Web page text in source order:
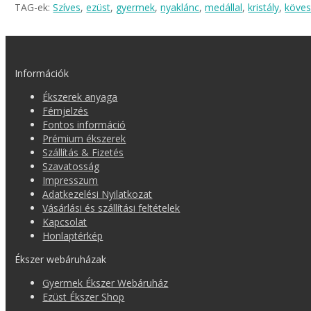
TAG-ek:Szíves,ezüst, gyermek,nyaklánc,medállal,kristály,köves
Információk
Ékszerek anyaga
Fémjelzés
Fontos információ
Prémium ékszerek
Szállítás & Fizetés
Szavatosság
Impresszum
Adatkezelési Nyilatkozat
Vásárlási és szállítási feltételek
Kapcsolat
Honlaptérkép
Ékszer webáruházak
Gyermek Ékszer Webáruház
Ezüst Ékszer Shop